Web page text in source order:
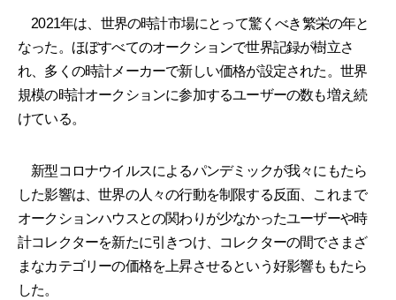
2021年は、世界の時計市場にとって驚くべき繁栄の年と
なった。ほぼすべてのオークションで世界記録が樹立さ
れ、多くの時計メーカーで新しい価格が設定された。世界
規模の時計オークションに参加するユーザーの数も増え続
けている。
新型コロナウイルスによるパンデミックが我々にもたら
した影響は、世界の人々の行動を制限する反面、これまで
オークションハウスとの関わりが少なかったユーザーや時
計コレクターを新たに引きつけ、コレクターの間でさまざ
まなカテゴリーの価格を上昇させるという好影響ももたら
した。